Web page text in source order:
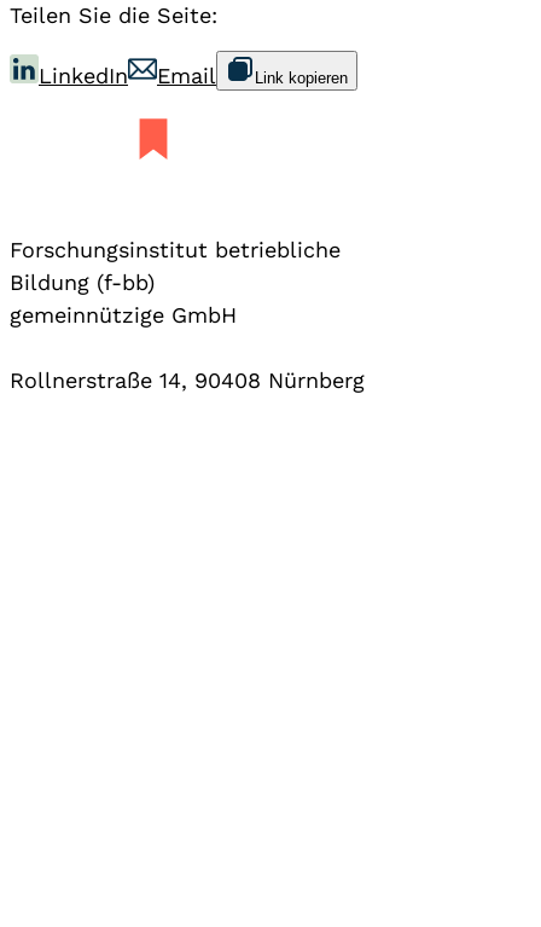
Teilen Sie die Seite:
LinkedIn Email Link kopieren
Forschungsinstitut betriebliche
Bildung (f-bb)
gemeinnützige GmbH
Rollnerstraße 14, 90408 Nürnberg